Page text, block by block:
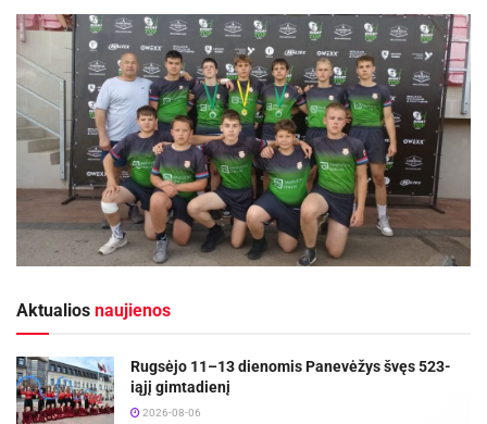
Aktualios naujienos
Rugsėjo 11–13 dienomis Panevėžys švęs 523-
iąjį gimtadienį
2026-08-06